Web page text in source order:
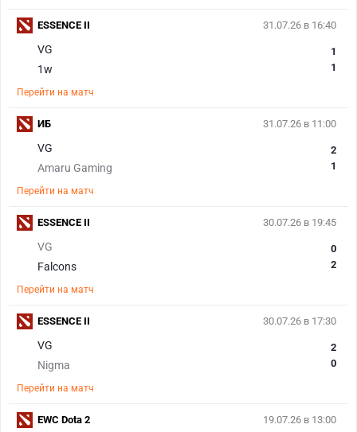
31.07.26 в 16:40
VG
1w
1
1
Перейти на матч
ESSENCE II
31.07.26 в 11:00
VG
Amaru Gaming
2
1
Перейти на матч
ИБ
30.07.26 в 19:45
VG
Falcons
0
2
Перейти на матч
ESSENCE II
30.07.26 в 17:30
VG
Nigma
2
0
Перейти на матч
ESSENCE II
19.07.26 в 13:00
EWC Dota 2